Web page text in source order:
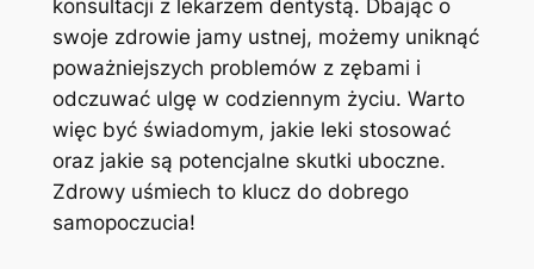
⁤konsultacji z lekarzem dentystą. Dbając o
swoje zdrowie jamy ustnej, możemy uniknąć
poważniejszych ⁣problemów z ⁤zębami i
odczuwać ulgę w codziennym życiu. Warto
więc⁣ być świadomym, ​jakie ‍leki stosować
oraz jakie są⁣ potencjalne skutki uboczne.⁢
Zdrowy uśmiech to klucz ‌do dobrego
samopoczucia!